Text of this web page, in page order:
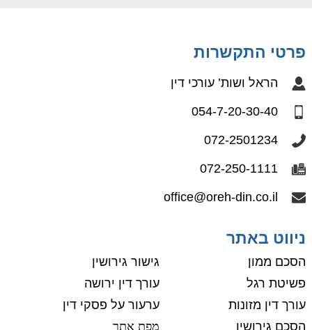
פרטי התקשרות
הראל ושות’ עורכי דין
054-7-20-30-40
072-2501234
072-250-1111
office@oreh-din.co.il
ניווט באתר
הסכם ממון
פשיטת רגל
עורך דין מזונות
הסכם גירושין
גישור גירושין
עורך דין ירושה
ערעור על פסקי דין
מפת אתר